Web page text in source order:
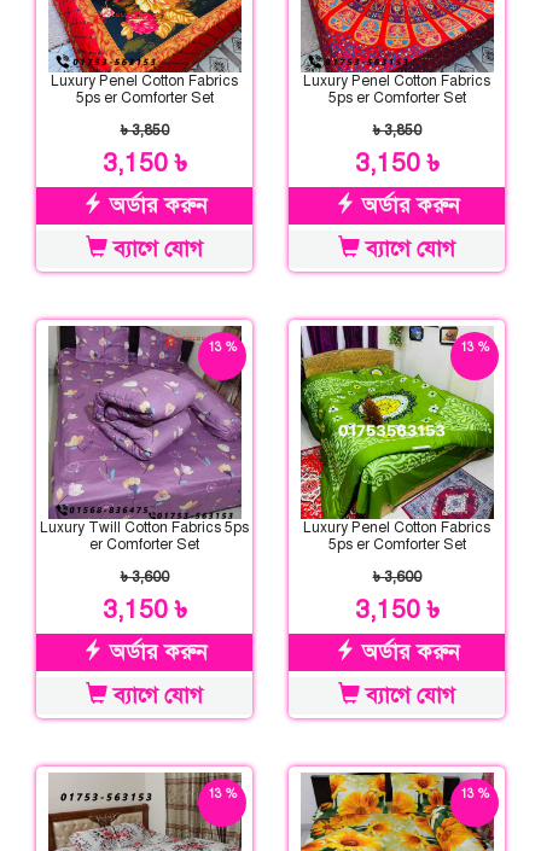
Luxury Penel Cotton Fabrics
5ps er Comforter Set
৳ 3,850
3,150 ৳
অর্ডার করুন
ব্যাগে যোগ
Luxury Penel Cotton Fabrics
5ps er Comforter Set
৳ 3,850
3,150 ৳
অর্ডার করুন
ব্যাগে যোগ
13 %
Luxury Twill Cotton Fabrics 5ps
er Comforter Set
৳ 3,600
3,150 ৳
অর্ডার করুন
ব্যাগে যোগ
13 %
Luxury Penel Cotton Fabrics
5ps er Comforter Set
৳ 3,600
3,150 ৳
অর্ডার করুন
ব্যাগে যোগ
13 %
13 %